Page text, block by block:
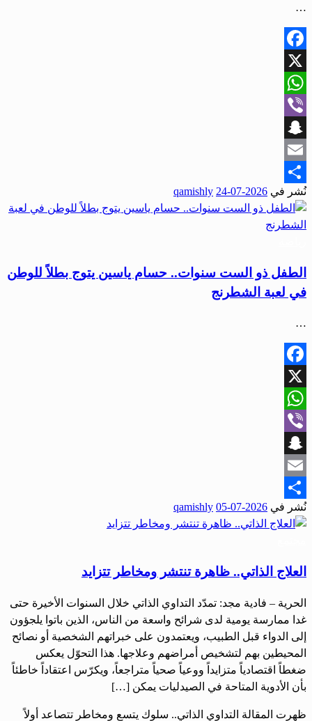
…
Facebook
X
WhatsApp
Viber
Snapchat
Email
Share
نُشر في 2026-07-24
qamishly
الطفل ذو الست سنوات.. حسام ياسين يتوج بطلاً للوطن
في لعبة الشطرنج
…
Facebook
X
WhatsApp
Viber
Snapchat
Email
Share
نُشر في 2026-07-05
qamishly
العلاج الذاتي.. ظاهرة تنتشر ومخاطر تتزايد
الحرية – فادية مجد: تمدّد التداوي الذاتي خلال السنوات الأخيرة حتى
غدا ممارسة يومية لدى شرائح واسعة من الناس، الذين باتوا يلجؤون
إلى الدواء قبل الطبيب، ويعتمدون على خبراتهم الشخصية أو نصائح
المحيطين بهم لتشخيص أمراضهم وعلاجها. هذا التحوّل يعكس
ضغطاً اقتصادياً متزايداً ووعياً صحياً متراجعاً، ويكرّس اعتقاداً خاطئاً
بأن الأدوية المتاحة في الصيدليات يمكن […]
ظهرت المقالة التداوي الذاتي.. سلوك يتسع ومخاطر تتصاعد أولاً